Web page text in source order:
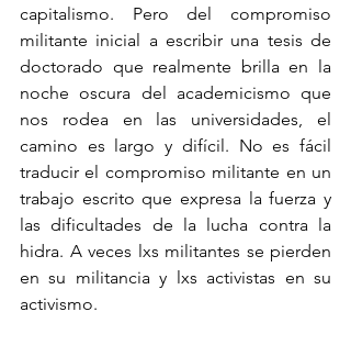
capitalismo. Pero del compromiso
militante inicial a escribir una tesis de
doctorado que realmente brilla en la
noche oscura del academicismo que
nos rodea en las universidades, el
camino es largo y difícil. No es fácil
traducir el compromiso militante en un
trabajo escrito que expresa la fuerza y
las dificultades de la lucha contra la
hidra. A veces lxs militantes se pierden
en su militancia y lxs activistas en su
activismo.